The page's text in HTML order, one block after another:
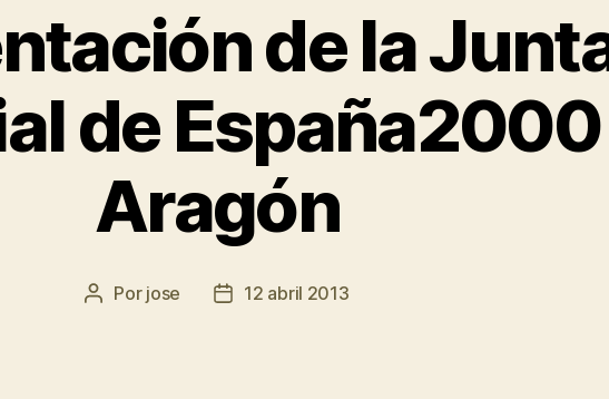
de la
de
Aragón
Por jose 12 abril 2013